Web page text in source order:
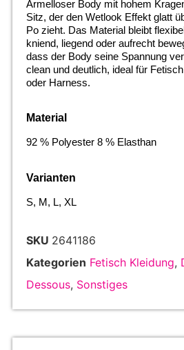
Ärmelloser Body mit hohem
Sitz, der den Wetlook Effekt glatt
Po zieht. Das Material bleibt
kniend, liegend oder aufrecht
dass der Body seine Spannung
clean und deutlich, ideal für
oder Harness.
Material
92 % Polyester 8 % Elasthan
Varianten
S, M, L, XL
SKU 2641186
Kategorien Fetisch Kleidung,
Dessous, Sonstiges